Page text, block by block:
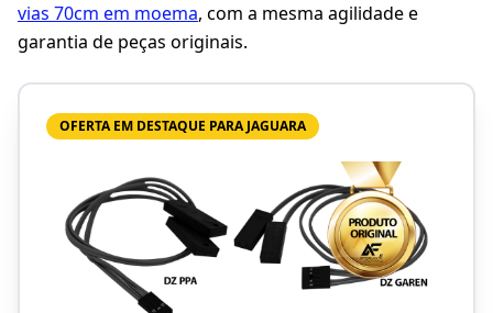
vias 70cm em moema, com a mesma agilidade e
garantia de peças originais.
OFERTA EM DESTAQUE PARA JAGUARA